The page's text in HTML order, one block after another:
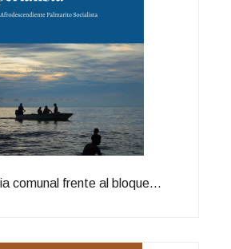
comunal frente al bloque...